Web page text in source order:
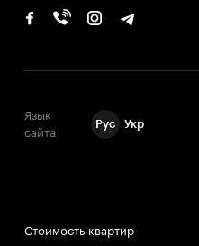
Язык
сайта
Рус Укр
Стоимость квартир